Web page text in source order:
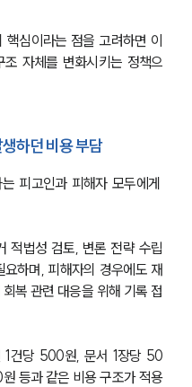
심이라는 점을 고려하면 이
자체를 변화시키는 정책으
하던 비용 부담
피고인과 피해자 모두에게
적법성 검토, 변론 전략 수립
하며, 피해자의 경우에도 재
복 관련 대응을 위해 기록 접
1건당 500원, 문서 1장당 50
등과 같은 비용 구조가 적용